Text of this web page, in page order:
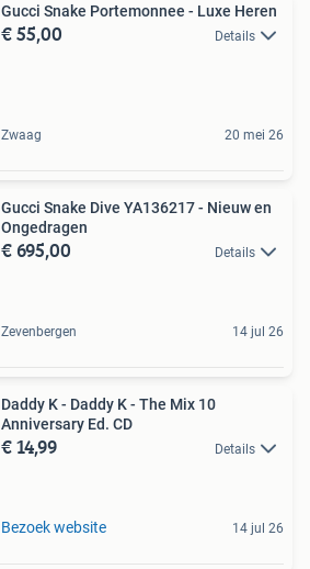
Gucci Snake Portemonnee - Luxe Heren
€ 55,00 Details
Zwaag 20 mei 26
Gucci Snake Dive YA136217 - Nieuw en
Ongedragen
€ 695,00 Details
Zevenbergen 14 jul 26
Daddy K - Daddy K - The Mix 10
Anniversary Ed. CD
€ 14,99 Details
Bezoek website 14 jul 26